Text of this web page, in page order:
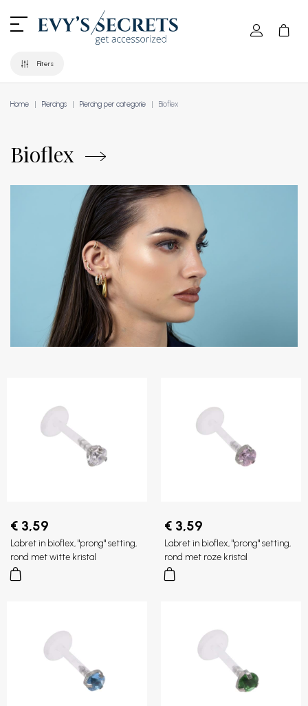
Filters
Home Piercings Piercing per categorie Bioflex
Bioflex
€ 3,59
Labret in bioflex, "prong" setting,
rond met witte kristal
€ 3,59
Labret in bioflex, "prong" setting,
rond met roze kristal